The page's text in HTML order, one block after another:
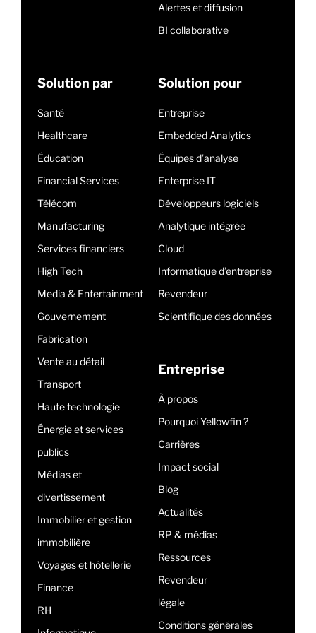
Alertes et diffusion
BI collaborative
Solution par
Santé
Healthcare
Éducation
Financial Services
Télécom
Manufacturing
Services financiers
High Tech
Media & Entertainment
Gouvernement
Fabrication
Vente au détail
Transport
Haute technologie
Énergie et services
publics
Médias et
divertissement
Immobilier et gestion
immobilière
Voyages et hôtellerie
Finance
RH
Solution pour
Entreprise
Embedded Analytics
Équipes d’analyse
Enterprise IT
Développeurs logiciels
Analytique intégrée
Cloud
Informatique d’entreprise
Revendeur
Scientifique des données
Entreprise
À propos
Pourquoi Yellowfin ?
Carrières
Impact social
Blog
Actualités
RP & médias
Ressources
Revendeur
légale
Conditions générales